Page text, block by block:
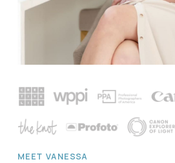
MEET VANESSA